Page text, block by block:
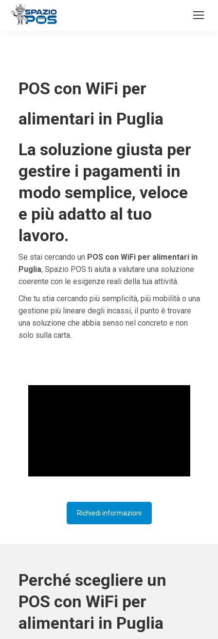
POS con WiFi per
alimentari in Puglia
La soluzione giusta per
gestire i pagamenti in
modo semplice, veloce
e più adatto al tuo
lavoro.
Se stai cercando un POS con WiFi per alimentari in
Puglia, Spazio POS ti aiuta a valutare una soluzione
coerente con le esigenze reali della tua attività.
Che tu stia cercando più semplicità, più mobilità o una
gestione più lineare degli incassi, il punto è trovare
una soluzione che abbia senso nel concreto e non
solo sulla carta.
Richiedi informazioni
Perché scegliere un
POS con WiFi per
alimentari in Puglia